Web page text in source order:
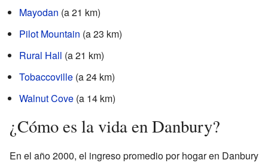
Mayodan (a 21 km)
Pilot Mountain (a 23 km)
Rural Hall (a 21 km)
Tobaccoville (a 24 km)
Walnut Cove (a 14 km)
¿Cómo es la vida en Danbury?
En el año 2000, el ingreso promedio por hogar en Danbury